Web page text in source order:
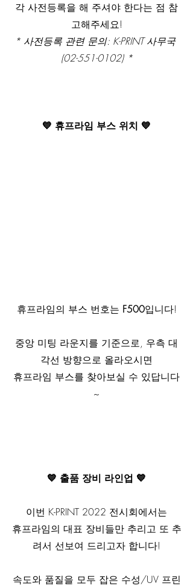
각 사전등록을 해 주셔야 한다는 점 참
고해주세요!
* 사전등록 관련 문의: K-PRINT 사무국
(02-551-0102) *
💙 휴프라임 부스 위치 💙
휴프라임의 부스 번호는 F500입니다!
중앙 미팅 라운지를 기준으로, 우측 대
각선 방향으로 올라오시면
휴프라임 부스를 찾아보실 수 있답니다
~
💙 출품 장비 라인업 💙
이번 K-PRINT 2022 전시회에서는
휴프라임의 대표 장비들만 추리고 또 추
려서 선보여 드리고자 합니다!
속도와 품질을 모두 잡은 수성/UV 프린